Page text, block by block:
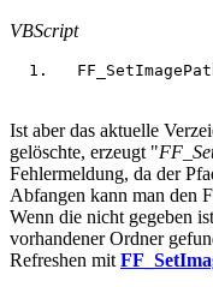
VBScript
Ist aber das aktuelle
gelöschte, erzeugt "
Fehlermeldung, da der
Abfangen kann man den
Wenn die nicht gegeben
vorhandener Ordner
Refreshen mit